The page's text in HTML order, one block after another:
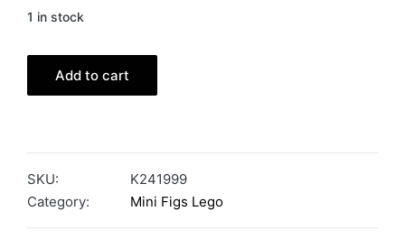
1 in stock
Add to cart
SKU:
K241999
Category:
Mini Figs Lego